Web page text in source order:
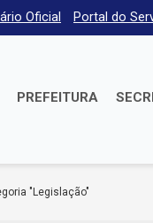
Oficial Portal do
PREFEITURA
"Legislação"